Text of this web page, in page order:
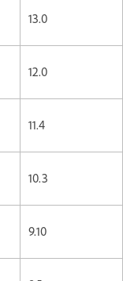
13.0
12.0
11.4
10.3
9.10